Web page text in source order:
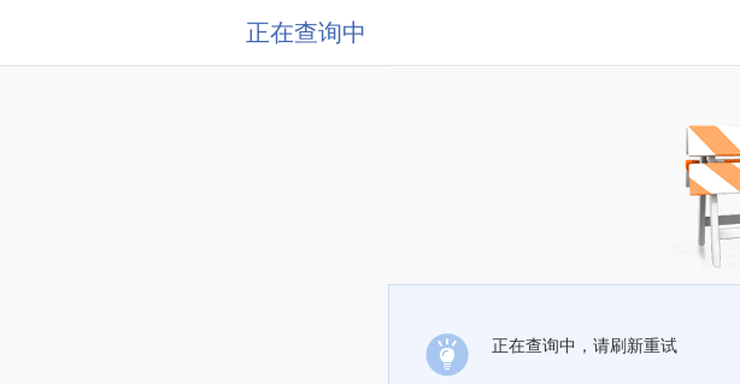
正在查询中
正在查询中，请刷新重试